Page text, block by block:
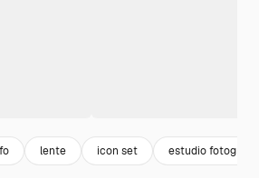
lente icon set estudio